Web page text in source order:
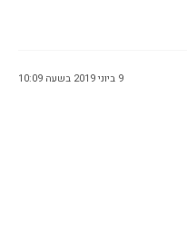
9 ביוני 2019 בשעה 10:09